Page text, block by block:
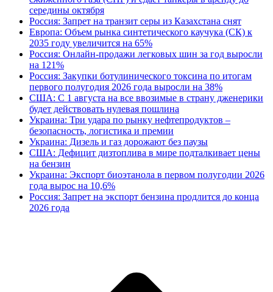
середины октября
Россия: Запрет на транзит серы из Казахстана снят
Европа: Объем рынка синтетического каучука (СК) к
2035 году увеличится на 65%
Россия: Онлайн-продажи легковых шин за год выросли
на 121%
Россия: Закупки ботулинического токсина по итогам
первого полугодия 2026 года выросли на 38%
США: С 1 августа на все ввозимые в страну дженерики
будет действовать нулевая пошлина
Украина: Три удара по рынку нефтепродуктов –
безопасность, логистика и премии
Украина: Дизель и газ дорожают без паузы
США: Дефицит дизтоплива в мире подталкивает цены
на бензин
Украина: Экспорт биоэтанола в первом полугодии 2026
года вырос на 10,6%
Россия: Запрет на экспорт бензина продлится до конца
2026 года